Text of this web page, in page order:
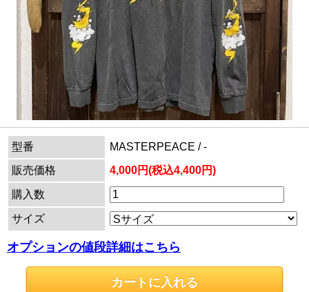
型番
MASTERPEACE / -
販売価格
4,000円(税込4,400円)
購入数
サイズ
オプションの値段詳細はこちら